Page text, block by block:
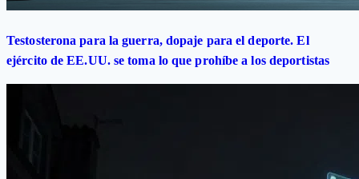
Testosterona para la guerra, dopaje para el deporte. El
ejército de EE.UU. se toma lo que prohíbe a los deportistas